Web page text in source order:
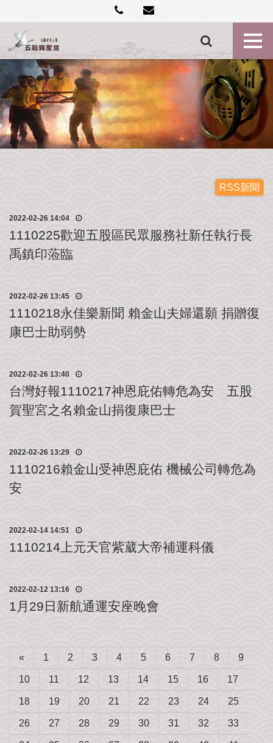
記
事
各
殿
神
尊
最
禮
斗
點
燈
益
社
花
絮
年
農
民
曆
聯
我
RSS新聞
2022-02-26 14:04
1110225歡迎五股區民眾服務社新任執行長
禹鎮印蒞臨
2022-02-26 13:45
1110218永佳樂新聞 賴金山夫婦還願 捐贈復
康巴士助弱勢
2022-02-26 13:40
台灣好報1110217神恩庇佑轉危為安 五股
賀聖宮之名賴金山捐復康巴士
2022-02-26 13:29
1110216賴金山受神恩庇佑 機械公司轉危為
安
2022-02-14 14:51
1110214上元天官紫葳大帝補運科儀
2022-02-12 13:16
1月29日新航通運安座晚會
« 1 2 3 4 5 6 7 8 9
10 11 12 13 14 15 16 17
18 19 20 21 22 23 24 25
26 27 28 29 30 31 32 33